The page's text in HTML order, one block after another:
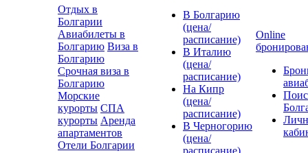
Отдых в
Болгарии
Авиабилеты в
Болгарию Виза в
Болгарию
Срочная виза в
Болгарию
Морские
курорты СПА
курорты Аренда
апартаментов
Отели Болгарии
В Болгарию
(цена/
расписание)
В Италию
(цена/
расписание)
На Кипр
(цена/
расписание)
В Черногорию
(цена/
расписание)
Online